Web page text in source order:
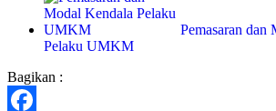
Pemasaran dan
Pelaku UMKM
Bagikan :